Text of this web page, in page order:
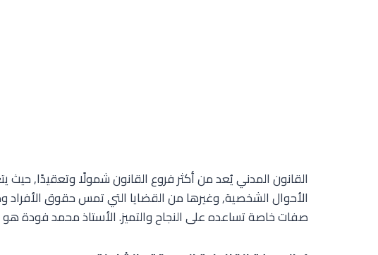
القانون المدني يُعد من أكثر فروع القانون شمولًا وتعقيدًا, حيث
الأحوال الشخصية, وغيرها من القضايا التي تمس حقوق
صفات خاصة تساعده على النجاح والتميز. الأستاذ محمد فودة